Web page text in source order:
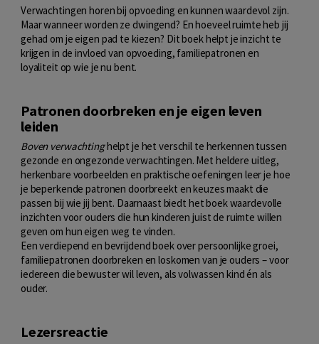
Verwachtingen horen bij opvoeding en kunnen waardevol zijn.
Maar wanneer worden ze dwingend? En hoeveel ruimte heb jij
gehad om je eigen pad te kiezen? Dit boek helpt je inzicht te
krijgen in de invloed van opvoeding, familiepatronen en
loyaliteit op wie je nu bent.
Patronen doorbreken en je eigen leven
leiden
Boven verwachtinghelpt je het verschil te herkennen tussen
gezonde en ongezonde verwachtingen. Met heldere uitleg,
herkenbare voorbeelden en praktische oefeningen leer je hoe
je beperkende patronen doorbreekt en keuzes maakt die
passen bij wie jij bent. Daarnaast biedt het boek waardevolle
inzichten voor ouders die hun kinderen juist de ruimte willen
geven om hun eigen weg te vinden.
Een verdiepend en bevrijdend boek over persoonlijke groei,
familiepatronen doorbreken en loskomen van je ouders – voor
iedereen die bewuster wil leven, als volwassen kind én als
ouder.
Lezersreactie